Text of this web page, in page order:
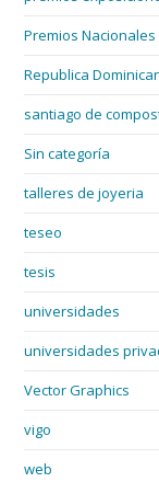
Premios
Republica
santiago de
Sin categoría
talleres de joyeria
teseo
tesis
universidades
universidades
Vector Graphics
vigo
web